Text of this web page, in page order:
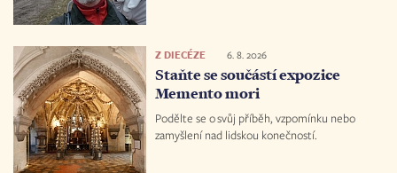
Z DIECÉZE 6. 8. 2026
Staňte se součástí expozice
Memento mori
Podělte se o svůj příběh, vzpomínku nebo
zamyšlení nad lidskou konečností.